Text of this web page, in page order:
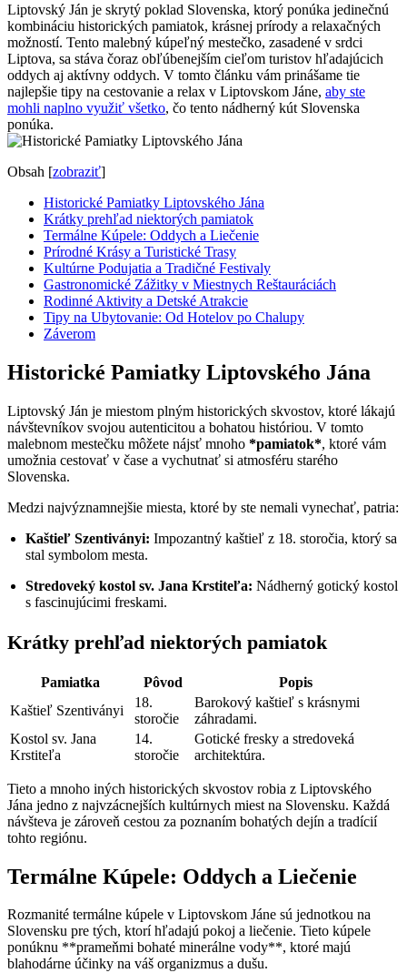
Liptovský Ján je skrytý poklad Slovenska, ktorý ponúka jedinečnú
kombináciu historických pamiatok, krásnej prírody a relaxačných
možností. Tento malebný kúpeľný mestečko, zasadené v srdci
Liptova, sa stáva čoraz obľúbenejším cieľom turistov hľadajúcich
oddych aj aktívny oddych. V tomto článku vám prinášame tie
najlepšie tipy na cestovanie a relax v Liptovskom Jáne, aby ste
mohli naplno využiť všetko, čo tento nádherný kút Slovenska
ponúka.
Obsah [zobraziť]
Historické Pamiatky Liptovského Jána
Krátky prehľad niektorých pamiatok
Termálne Kúpele: Oddych a Liečenie
Prírodné Krásy a Turistické Trasy
Kultúrne Podujatia a Tradičné Festivaly
Gastronomické Zážitky v Miestnych Reštauráciách
Rodinné Aktivity a Detské Atrakcie
Tipy na Ubytovanie: Od Hotelov po Chalupy
Záverom
Historické Pamiatky Liptovského Jána
Liptovský Ján je miestom plným historických skvostov, ktoré lákajú
návštevníkov svojou autenticitou a bohatou históriou. V tomto
malebnom mestečku môžete nájsť mnoho *pamiatok*, ktoré vám
umožnia cestovať v čase a vychutnať si atmosféru starého
Slovenska.
Medzi najvýznamnejšie miesta, ktoré by ste nemali vynechať, patria:
Kaštieľ Szentiványi: Impozantný kaštieľ z 18. storočia, ktorý sa
stal symbolom mesta.
Stredoveký kostol sv. Jana Krstiteľa: Nádherný gotický kostol
s fascinujúcimi freskami.
Krátky prehľad niektorých pamiatok
Pamiatka Pôvod
Popis
Kaštieľ Szentiványi
18.
storočie
Barokový kaštieľ s krásnymi
záhradami.
Kostol sv. Jana
Krstiteľa
14.
storočie
Gotické fresky a stredoveká
architektúra.
Tieto a mnoho iných historických skvostov robia z Liptovského
Jána jedno z najvzácnejších kultúrnych miest na Slovensku. Každá
návšteva je zároveň cestou za poznaním bohatých dejín a tradícií
tohto regiónu.
Termálne Kúpele: Oddych a Liečenie
Rozmanité termálne kúpele v Liptovskom Jáne sú jednotkou na
Slovensku pre tých, ktorí hľadajú pokoj a liečenie. Tieto kúpele
ponúknu **prameňmi bohaté minerálne vody**, ktoré majú
blahodárne účinky na váš organizmus a dušu.